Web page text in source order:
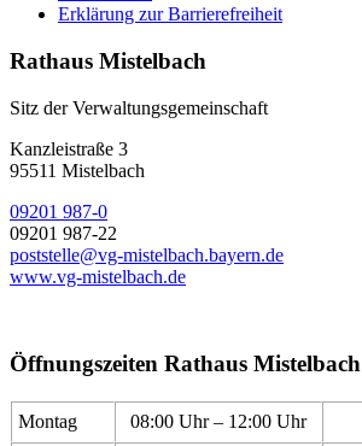
Erklärung zur Barrierefreiheit
Rathaus Mistelbach
Sitz der Verwaltungsgemeinschaft
Kanzleistraße 3
95511 Mistelbach
09201 987-0
09201 987-22
poststelle@vg-mistelbach.bayern.de
www.vg-mistelbach.de
Öffnungszeiten Rathaus Mistelbach
Montag 08:00 Uhr – 12:00 Uhr